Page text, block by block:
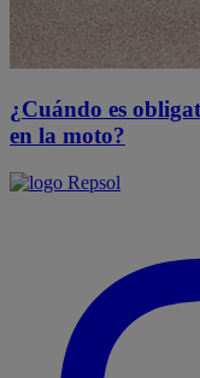
¿Cuándo es
en la moto?